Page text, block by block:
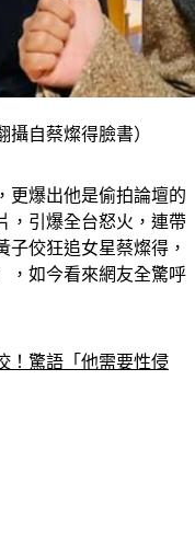
，引爆全台怒火，連帶
子佼狂追女星蔡燦得，
如今看來網友全驚呼